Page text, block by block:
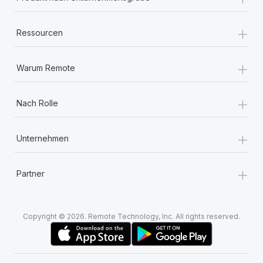
Ressourcen +
Warum Remote +
Nach Rolle +
Unternehmen +
Partner +
Copyright © 2026. Remote Technology, Inc. All rights reserved.